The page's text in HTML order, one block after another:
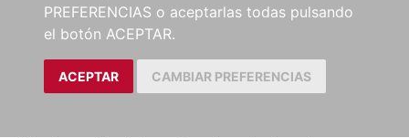
PREFERENCIAS o aceptarlas todas pulsando
el botón ACEPTAR.
ACEPTAR CAMBIAR PREFERENCIAS